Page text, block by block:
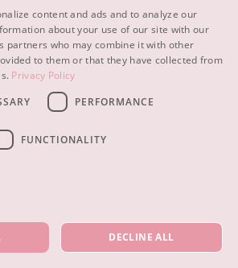
UNSERE PRODUKTE
content and ads and to analyze our
about your use of our site with our
partners who may combine it with other
to them or that they have collected from
Privacy Policy
PERFORMANCE
FUNCTIONALITY
DECLINE ALL